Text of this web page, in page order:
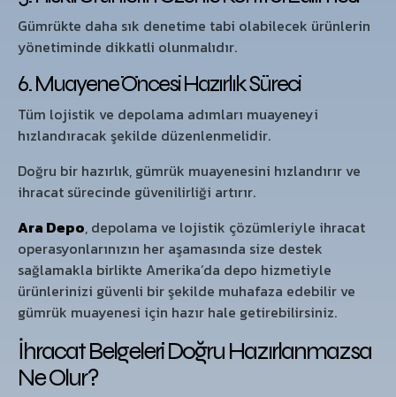
Gümrükte daha sık denetime tabi olabilecek ürünlerin
yönetiminde dikkatli olunmalıdır.
6. Muayene Öncesi Hazırlık Süreci
Tüm lojistik ve depolama adımları muayeneyi
hızlandıracak şekilde düzenlenmelidir.
Doğru bir hazırlık, gümrük muayenesini hızlandırır ve
ihracat sürecinde güvenilirliği artırır.
Ara Depo, depolama ve lojistik çözümleriyle ihracat
operasyonlarınızın her aşamasında size destek
sağlamakla birlikte Amerika’da depo hizmetiyle
ürünlerinizi güvenli bir şekilde muhafaza edebilir ve
gümrük muayenesi için hazır hale getirebilirsiniz.
İhracat Belgeleri Doğru Hazırlanmazsa
Ne Olur?